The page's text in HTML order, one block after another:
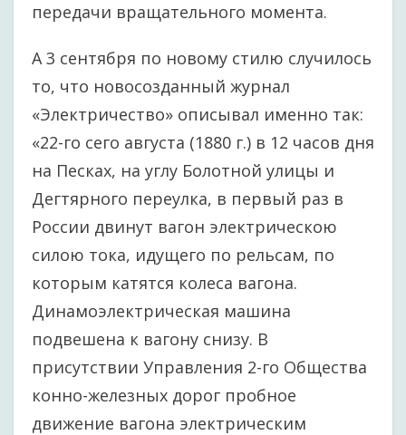
передачи вращательного момента.
А 3 сентября по новому стилю случилось
то, что новосозданный журнал
«Электричество» описывал именно так:
«22-го сего августа (1880 г.) в 12 часов дня
на Песках, на углу Болотной улицы и
Дегтярного переулка, в первый раз в
России двинут вагон электрическою
силою тока, идущего по рельсам, по
которым катятся колеса вагона.
Динамоэлектрическая машина
подвешена к вагону снизу. В
присутствии Управления 2-го Общества
конно-железных дорог пробное
движение вагона электрическим